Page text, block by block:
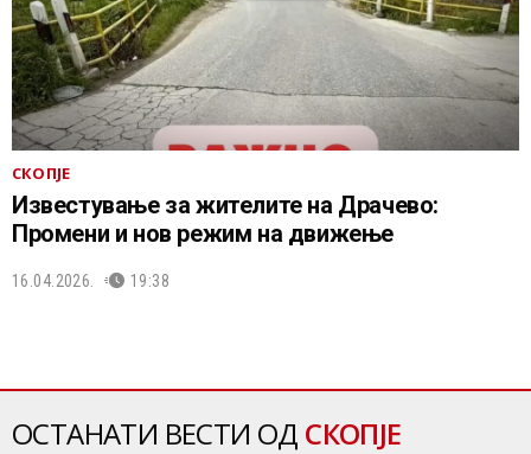
СКОПЈЕ
Известување за жителите на Драчево:
Промени и нов режим на движење
16.04.2026. 19:38
ОСТАНАТИ ВЕСТИ ОД СКОПЈЕ